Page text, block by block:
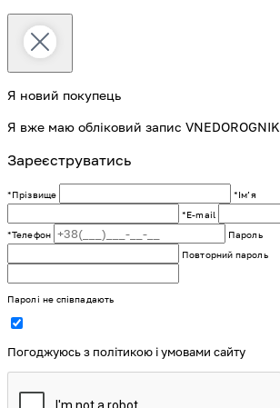
Я новий покупець
Я вже маю обліковий запис VNEDOROGNIK
Зареєструватись
*Прізвище
*Імʼя
*E-mail
*Телефон
Пароль
Повторний пароль
Паролі не співпадають
Погоджуюсь з політикою і умовами сайту